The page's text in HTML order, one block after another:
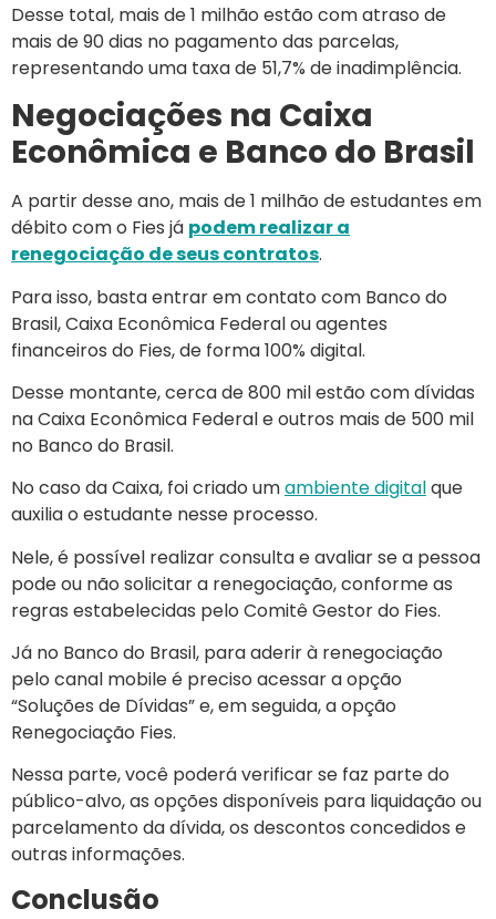
Desse total, mais de 1 milhão estão com atraso de
mais de 90 dias no pagamento das parcelas,
representando uma taxa de 51,7% de inadimplência.
Negociações na Caixa
Econômica e Banco do Brasil
A partir desse ano, mais de 1 milhão de estudantes em
débito com o Fies já podem realizar a
renegociação de seus contratos.
Para isso, basta entrar em contato com Banco do
Brasil, Caixa Econômica Federal ou agentes
financeiros do Fies, de forma 100% digital.
Desse montante, cerca de 800 mil estão com dívidas
na Caixa Econômica Federal e outros mais de 500 mil
no Banco do Brasil.
No caso da Caixa, foi criado umambiente digitalque
auxilia o estudante nesse processo.
Nele, é possível realizar consulta e avaliar se a pessoa
pode ou não solicitar a renegociação, conforme as
regras estabelecidas pelo Comitê Gestor do Fies.
Já no Banco do Brasil, para aderir à renegociação
pelo canal mobile é preciso acessar a opção
“Soluções de Dívidas” e, em seguida, a opção
Renegociação Fies.
Nessa parte, você poderá verificar se faz parte do
público-alvo, as opções disponíveis para liquidação ou
parcelamento da dívida, os descontos concedidos e
outras informações.
Conclusão